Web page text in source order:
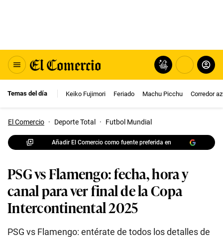
Temas del día Keiko Fujimori Feriado Machu Picchu Corredor
El Comercio · Deporte Total · Futbol Mundial
Añadir El Comercio como fuente preferida en
PSG vs Flamengo: fecha, hora y
canal para ver final de la Copa
Intercontinental 2025
PSG vs Flamengo: entérate de todos los detalles de